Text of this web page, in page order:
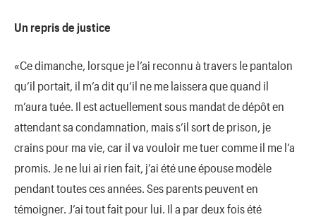
Un repris de justice
«Ce dimanche, lorsque je l’ai reconnu à travers le pantalon
qu’il portait, il m’a dit qu’il ne me laissera que quand il
m’aura tuée. Il est actuellement sous mandat de dépôt en
attendant sa condamnation, mais s’il sort de prison, je
crains pour ma vie, car il va vouloir me tuer comme il me l’a
promis. Je ne lui ai rien fait, j’ai été une épouse modèle
pendant toutes ces années. Ses parents peuvent en
témoigner. J’ai tout fait pour lui. Il a par deux fois été